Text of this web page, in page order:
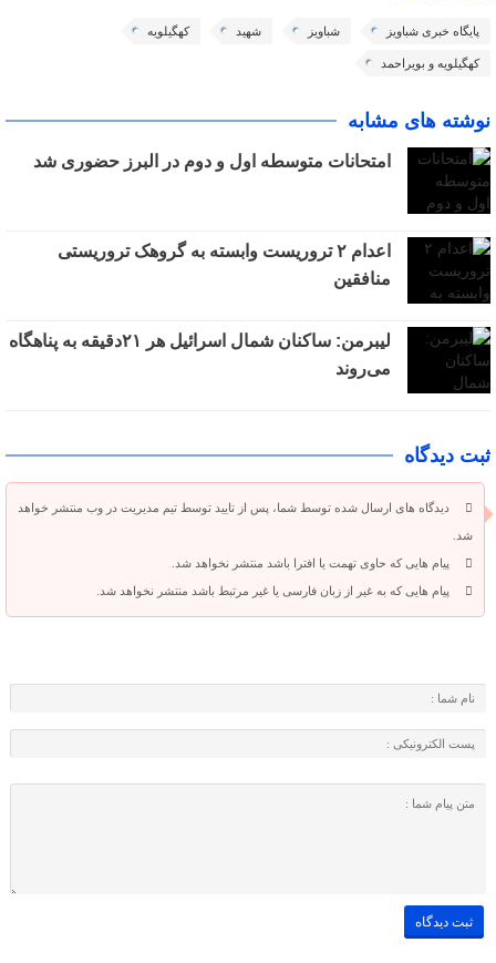
پایگاه خبری شباویز شباویز شهید کهگیلویه
کهگیلویه و بویراحمد
نوشته های مشابه
امتحانات متوسطه اول و دوم در البرز حضوری شد
اعدام ۲ تروریست وابسته به گروهک تروریستی
منافقین
لیبرمن: ساکنان شمال اسرائیل هر ۲۱دقیقه به پناهگاه
می‌روند
ثبت دیدگاه
دیدگاه های ارسال شده توسط شما، پس از تایید توسط تیم مدیریت در وب منتشر خواهد
شد.
پیام هایی که حاوی تهمت یا افترا باشد منتشر نخواهد شد.
پیام هایی که به غیر از زبان فارسی یا غیر مرتبط باشد منتشر نخواهد شد.